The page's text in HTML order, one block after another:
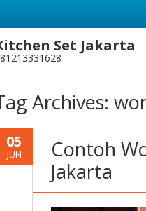
Set Jakarta
Archives:
05
JUN
Contoh
Jakarta